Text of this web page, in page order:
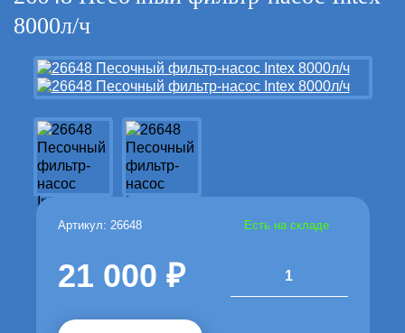
8000л/ч
Артикул: 26648 Есть на складе
21 000 1